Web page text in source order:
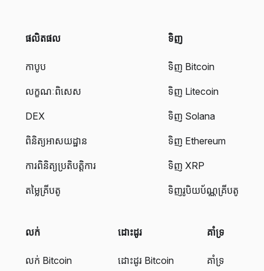
ផលិតផល
កាបូប
លក្ខណៈពិសេស
DEX
ពិនិត្យអាសយដ្ឋាន
ការពិនិត្យប្រតិបត្តិការ
តម្លៃគ្រីបតូ
ទិញ
ទិញ Bitcoin
ទិញ Litecoin
ទិញ Solana
ទិញ Ethereum
ទិញ XRP
ទិញរូបិយប័ណ្ណគ្រីបតូ
លក់
លក់ Bitcoin
ដោះដូរ
ដោះដូរ Bitcoin
គាំទ្រ
គាំទ្រ